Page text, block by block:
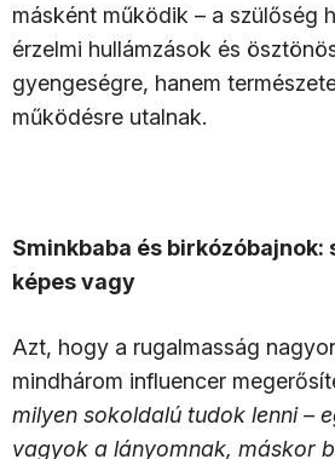
másként működik – a szülőség
érzelmi hullámzások és
gyengeségre, hanem
működésre utalnak.
Sminkbaba és
képes vagy
Azt, hogy a rugalmasság
mindhárom influencer
milyen sokoldalú tudok lenni –
vagyok a lányomnak, máskor